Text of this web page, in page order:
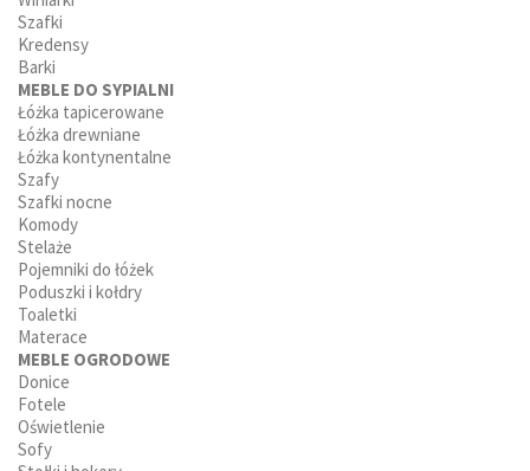
Szafki
Kredensy
Barki
MEBLE DO SYPIALNI
Łóżka tapicerowane
Łóżka drewniane
Łóżka kontynentalne
Szafy
Szafki nocne
Komody
Stelaże
Pojemniki do łóżek
Poduszki i kołdry
Toaletki
Materace
MEBLE OGRODOWE
Donice
Fotele
Oświetlenie
Sofy